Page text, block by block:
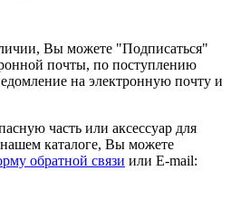
Вы можете "Подписаться"
почты, по поступлению
на электронную почту и
часть или аксессуар для
каталоге, Вы можете
обратной связи или E-mail: